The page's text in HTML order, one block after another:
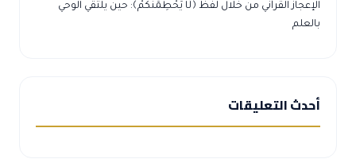
الإعجاز القرآني من خلال لفظ ﴿لَا يَحْطِمَنَّكُمْ﴾: حين يلتقي الوحي
بالعلم
أحدث التعليقات